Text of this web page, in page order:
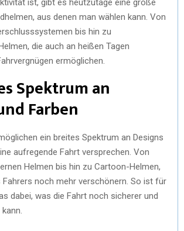
aus denen man wählen kann. Von
bis hin zu
die auch an heißen Tagen
ermöglichen.
Spektrum an
Farben
ein breites Spektrum an Designs
aufregende Fahrt versprechen. Von
Helmen bis hin zu Cartoon-Helmen,
Fahrers noch mehr verschönern. So ist für
dabei, was die Fahrt noch sicherer und